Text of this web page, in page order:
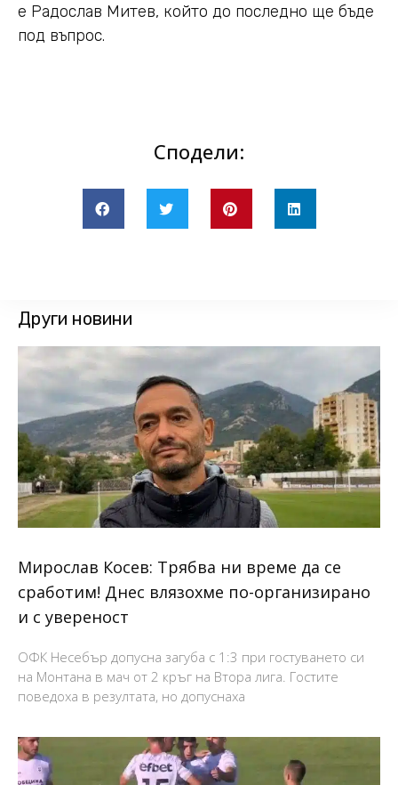
е Радослав Митев, който до последно ще бъде
под въпрос.
Сподели:
Други новини
Мирослав Косев: Трябва ни време да се
сработим! Днес влязохме по-организирано
и с увереност
ОФК Несебър допусна загуба с 1:3 при гостуването си
на Монтана в мач от 2 кръг на Втора лига. Гостите
поведоха в резултата, но допуснаха